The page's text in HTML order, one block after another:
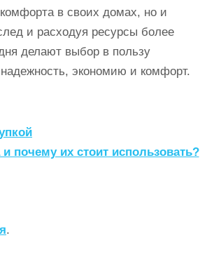
в своих домах, но и
и расходуя ресурсы более
делают выбор в пользу
экономию и комфорт.
почему их стоит использовать?
.